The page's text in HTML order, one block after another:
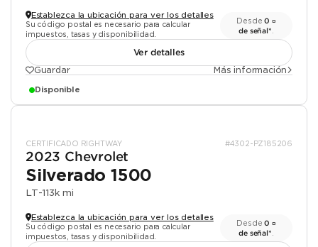
Establezca la ubicación para ver los detalles
Su código postal es necesario para calcular
impuestos, tasas y disponibilidad.
Desde0 ¤
de señal*
Ver detalles
Guardar
Más información
Disponible
CERTIFICADO RIGHTWAY #4302-PZ185206
2023 Chevrolet
Silverado 1500
LT-113k mi
Establezca la ubicación para ver los detalles
Su código postal es necesario para calcular
impuestos, tasas y disponibilidad.
Desde0 ¤
de señal*